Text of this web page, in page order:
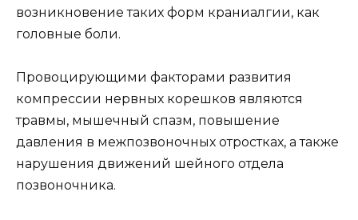
возникновение таких форм краниалгии, как
головные боли.
Провоцирующими факторами развития
компрессии нервных корешков являются
травмы, мышечный спазм, повышение
давления в межпозвоночных отростках, а также
нарушения движений шейного отдела
позвоночника.